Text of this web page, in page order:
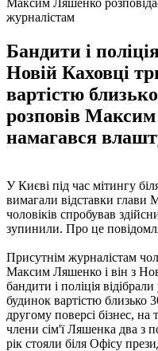
журналістам
Бандити і
Новій Каховці
вартістю
розповів
намагався
У Києві під час мітингу
вимагали відставки
чоловіків спробував
зупинили. Про це
Присутнім журналістам
Максим Ляшенко і він з
бандити і поліція
будинок вартістю
другому поверсі бізнес,
члени сім'ї Ляшенка два з
рік стояли біля Офісу